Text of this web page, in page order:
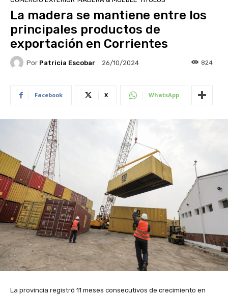
La madera se mantiene entre los
principales productos de
exportación en Corrientes
Por Patricia Escobar 26/10/2024 824
Facebook X WhatsApp
La provincia registró 11 meses consecutivos de crecimiento en